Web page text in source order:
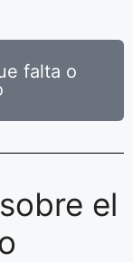
falta o
el